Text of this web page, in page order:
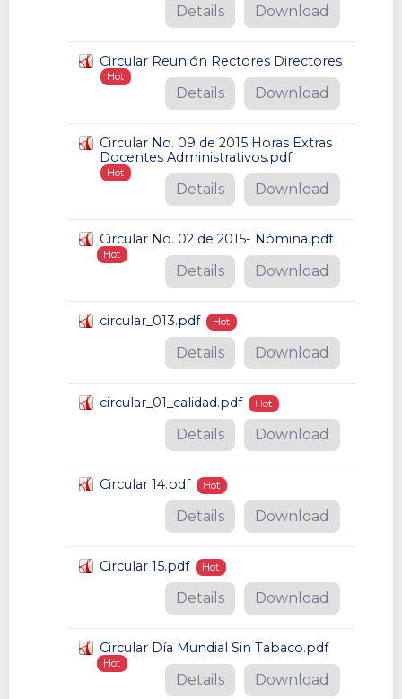
Download
Details
Circular Reunión Rectores Directores
Hot
Download
Details
Circular No. 09 de 2015 Horas Extras
Docentes Administrativos.pdf
Hot
Download
Details
Circular No. 02 de 2015- Nómina.pdf
Hot
Download
Details
circular_013.pdf Hot
Download
Details
circular_01_calidad.pdf Hot
Download
Details
Circular 14.pdf Hot
Download
Details
Circular 15.pdf Hot
Download
Details
Circular Día Mundial Sin Tabaco.pdf
Hot
Download
Details